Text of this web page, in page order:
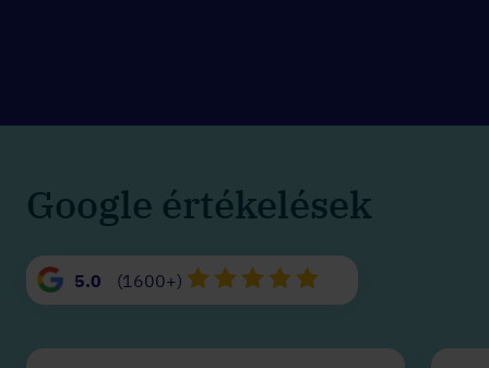
Google értékelések
5.0 (1600+)